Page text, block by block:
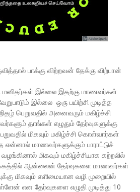
பாக்கு விற்றவன் தேக்கு விற்பான்
மனிதர்கள் இல்லை இதற்கு மாணவர்கள்
இல்லை ஒரு பயிற்சி முடித்த
பெறுவதில் அனைவரும் மகிழ்ச்சி
தாங்கள் எழுதும் தேர்வுகளுக்கு
மிகவும் மகிழ்ச்சி கொள்வார்கள்
மாணவர்களுக்கும் பாராட்டுச்
மிகவும் மகிழ்ச்சியாக கற்றலில்
ஆன்லைன் தேர்வுகளை மாணவர்கள்
மிகவும் எளிமையான வழி முறையில்
என தேர்வுகளை எழுதி முடித்து 10